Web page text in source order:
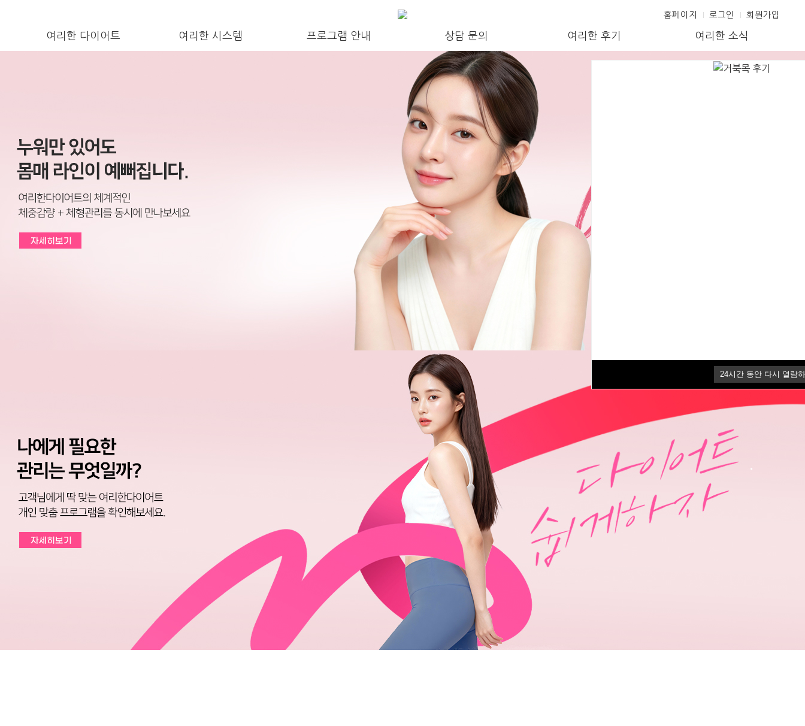
24시간 동안 다시 열람
24시간 동안 다시 열람
홈페이지 로그인 회원가입
여리한 다이어트 여리한 시스템 프로그램 안내 상담 문의 여리한 후기 여리한 소식